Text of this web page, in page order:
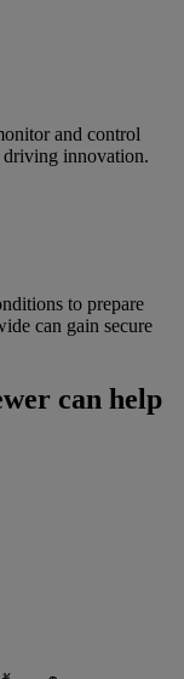
and control
innovation.
to prepare
can gain secure
can help